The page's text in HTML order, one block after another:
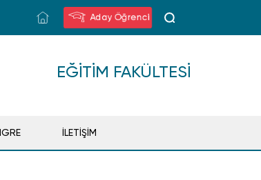
Aday Öğrenci
EĞITIM FAKÜLTESI
İLETİŞİM